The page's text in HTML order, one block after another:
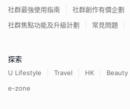
社群最強使用指南
社群創作有價企劃
社群焦點功能及升級計劃
常見問題
探索
U Lifestyle Travel HK Beauty
e-zone